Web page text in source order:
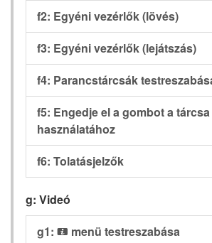
f2: Egyéni vezérlők (lövés)
f3: Egyéni vezérlők (lejátszás)
f4: Parancstárcsák
f5: Engedje el a gombot a tárcsa
használatához
f6: Tolatásjelzők
g: Videó
g1: i menü testreszabása